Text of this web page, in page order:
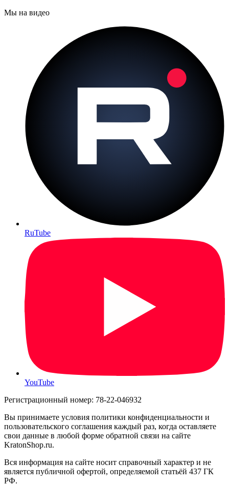
Мы на видео
RuTube
YouTube
Регистрационный номер: 78-22-046932
Вы принимаете условия политики конфиденциальности и
пользовательского соглашения каждый раз, когда оставляете
свои данные в любой форме обратной связи на сайте
KratonShop.ru.
Вся информация на сайте носит справочный характер и не
является публичной офертой, определяемой статьёй 437 ГК
РФ.